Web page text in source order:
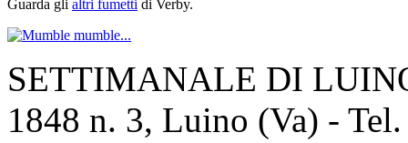
Guarda gli altri fumetti di Verby.
SETTIMANALE DI
1848 n. 3, Luino (Va) -